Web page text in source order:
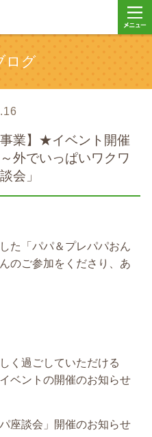
ログ
事業】★イベント開催
外でいっぱいワクワ
会」
た「パパ＆プレパパおん
のご参加をくださり、あ
く過ごしていただける
ベントの開催のお知らせ
座談会」開催のお知らせ